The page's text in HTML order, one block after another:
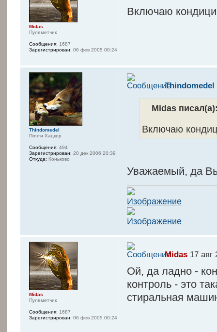
Включаю
Midas
Пулеметчик
Сообщения: 1687
Зарегистрирован: 06 фев 2005 00:24
Thindomedel
Midas
Включаю
Уважаемый, да
Thindomedel
Почти Хацкер
Сообщения: 494
Зарегистрирован: 20 дек 2006 20:39
Откуда: Коньково
Midas 17 авг
Ой, да ладно -
контроль - это
стиральная
Midas
Пулеметчик
Сообщения: 1687
Зарегистрирован: 06 фев 2005 00:24